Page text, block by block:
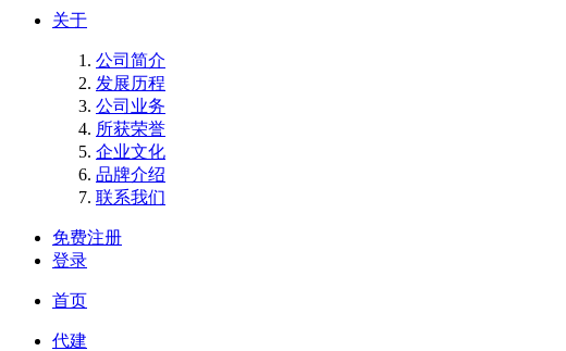
关于
公司简介
发展历程
公司业务
所获荣誉
企业文化
品牌介绍
联系我们
免费注册
登录
首页
代建